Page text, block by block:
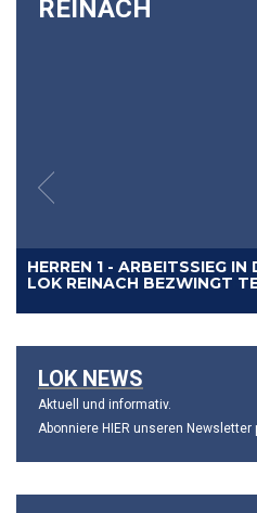
REINACH
HERREN 1 - FINNISCHES
HERREN 1 - ARBEITSSIEG
LOK REINACH BEZWINGT
HERREN 1 - KADER-
NEUZUGÄNGE
HERREN 1 - LOK REINACH
HERREN 1 - ALLES OFFEN
AUFSTIEG
Previous
LOK NEWS
Aktuell und informativ.
Abonniere HIER unseren Newsletter